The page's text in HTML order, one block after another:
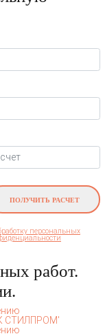
ПОЛУЧИТЬ РАСЧЕТ
персональных
работ.